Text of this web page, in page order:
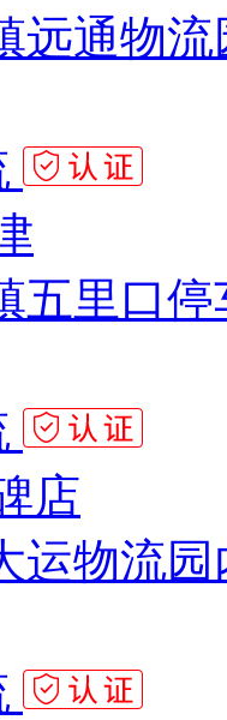
远通物
五里口停
店
运物流